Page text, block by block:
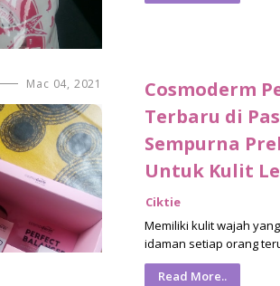
Mac 04, 2021
Cosmoderm
Terbaru di
Sempurna
Untuk Kulit
Ciktie
Memiliki kulit wajah
idaman setiap orang
Read More..